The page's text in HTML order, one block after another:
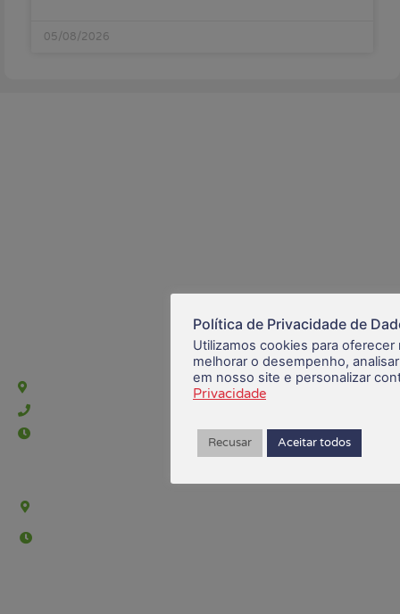
05/08/2026
Rua Rio Branco, nº107 (2º andar), Centro - Cep: 27.330-030
De segunda à sexta-feira , das 9h às 17h.
Política de Privacidade de
Utilizamos cookies para
melhorar o desempenho,
em nosso site e personalizar
Privacidade
Recusar Aceitar todos